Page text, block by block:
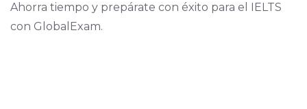
Ahorra tiempo y prepárate con éxito para el IELTS
con GlobalExam.